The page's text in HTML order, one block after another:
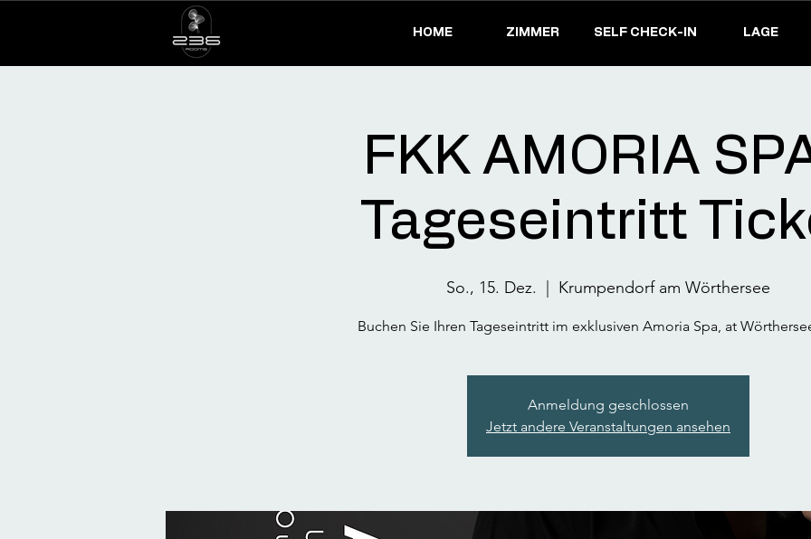
HOME ZIMMER SELF CHECK-IN LAGE
FKK AMORIA
Tageseintritt
So., 15. Dez. Krumpendorf am Wörthersee
Buchen Sie Ihren Tageseintritt im exklusiven Amoria Spa, at
Anmeldung geschlossen
Jetzt andere Veranstaltungen ansehen